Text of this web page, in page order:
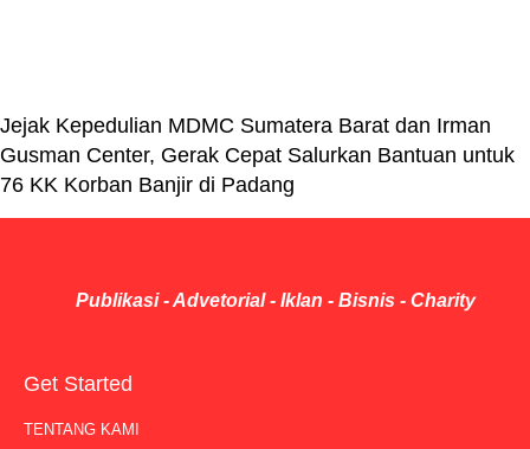
Jejak Kepedulian MDMC Sumatera Barat dan Irman
Gusman Center, Gerak Cepat Salurkan Bantuan untuk
76 KK Korban Banjir di Padang
Publikasi - Advetorial - Iklan - Bisnis - Charity
Get Started
TENTANG KAMI